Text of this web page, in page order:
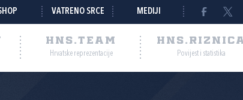
VATRENO SRCE MEDIJI
HNS.TEAM
Hrvatske reprezentacije Povijest i statistika